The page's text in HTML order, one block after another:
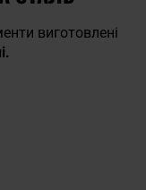
виготовлені